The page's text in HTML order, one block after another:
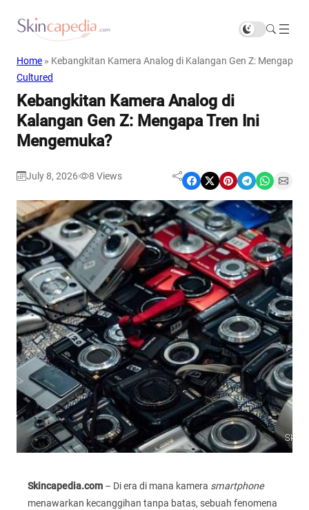
Home » Kebangkitan Kamera Analog di Kalangan Gen Z: Mengapa
Cultured
Kebangkitan Kamera Analog di
Kalangan Gen Z: Mengapa Tren Ini
Mengemuka?
July 8, 2026 8 Views Share on Facebook Share on X Share on Pinterest Share on Telegram Share on WhatsApp Share on Email
Skincapedia.com – Di era di mana kamera smartphone
menawarkan kecanggihan tanpa batas, sebuah fenomena